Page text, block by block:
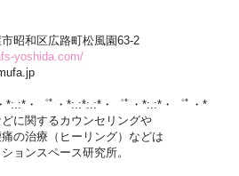
区広路町松風園63-2
yoshida.com/
*:.:*・゜ﾟ・*:.:*:.:*・゜ﾟ・*:.:*・゜ﾟ・*
に関するカウンセリングや
の治療（ヒーリング）などは
ョンスペース研究所。